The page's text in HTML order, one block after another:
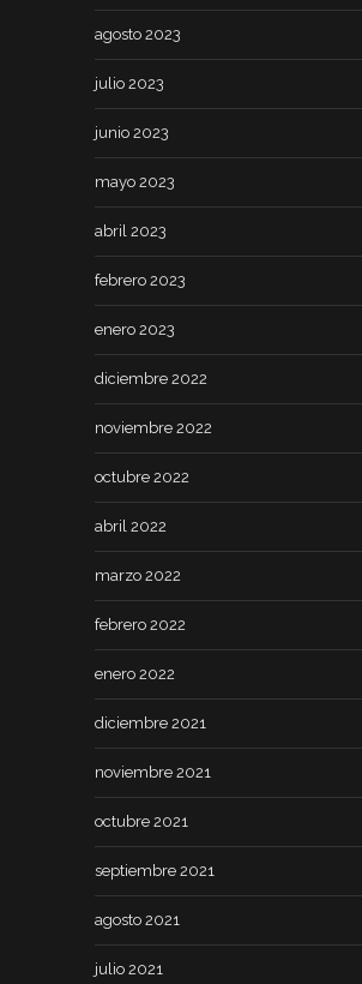
agosto 2023
julio 2023
junio 2023
mayo 2023
abril 2023
febrero 2023
enero 2023
diciembre 2022
noviembre 2022
octubre 2022
abril 2022
marzo 2022
febrero 2022
enero 2022
diciembre 2021
noviembre 2021
octubre 2021
septiembre 2021
agosto 2021
julio 2021